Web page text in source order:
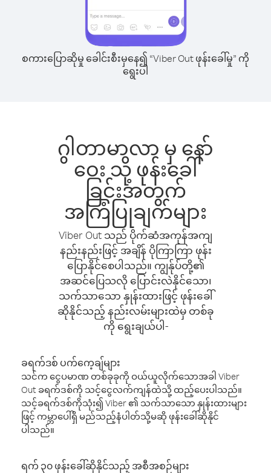
စကားပြောဆိုမှု ခေါင်းစီးမှနေ၍ “Viber Out ဖုန်းခေါ်မှု” ကို
ရွေးပါ
ဂွါတာမာလာ မှ နော်
ဝေး သို့ ဖုန်းခေါ်
ခြင်းအတွက်
အကြံပြုချက်များ
Viber Out သည် ပိုက်ဆံအကုန်အကျ
နည်းနည်းဖြင့် အချိန် ပိုကြာကြာ ဖုန်း
ပြောနိုင်စေပါသည်။ ကျွန်ုပ်တို့၏
အဆင်ပြေသလို ပြောင်းလဲနိုင်သော၊
သက်သာသော နှုန်းထားဖြင့် ဖုန်းခေါ်
ဆိုနိုင်သည့် နည်းလမ်းများထဲမှ တစ်ခု
ကို ရွေးချယ်ပါ-
ခရက်ဒစ် ပက်ကေ့ချ်များ
သင်က ငွေပမာဏ တစ်ခုခုကို ဝယ်ယူလိုက်သောအခါ Viber
Out ခရက်ဒစ်ကို သင့်ငွေလက်ကျန်ထဲသို့ ထည့်ပေးပါသည်။
သင့်ခရက်ဒစ်ကိုသုံး၍ Viber ၏ သက်သာသော နှုန်းထားများ
ဖြင့် ကမ္ဘာပေါ်ရှိ မည်သည့်နံပါတ်သို့မဆို ဖုန်းခေါ်ဆိုနိုင်
ပါသည်။
ရက် ၃၀ ဖုန်းခေါ်ဆိုနိုင်သည့် အစီအစဉ်များ